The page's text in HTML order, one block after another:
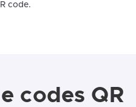
code.
codes QR